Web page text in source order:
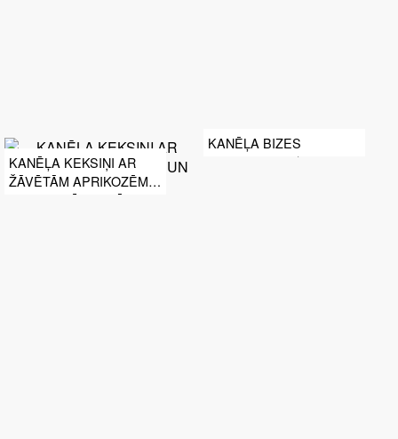
KANĒĻA KEKSIŅI AR
ŽĀVĒTĀM APRIKOZĒM
UN APELSĪNU KRĒMU
KANĒĻA BIZES